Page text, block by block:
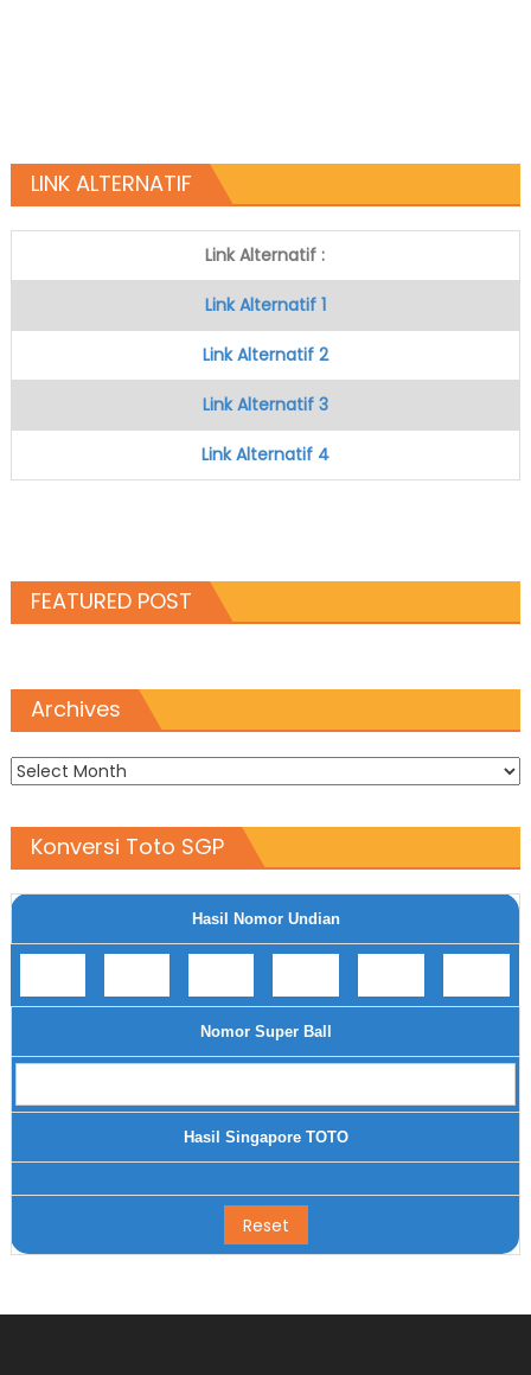
LINK ALTERNATIF
Link Alternatif :
Link Alternatif 1
Link Alternatif 2
Link Alternatif 3
Link Alternatif 4
FEATURED POST
Archives
Archives
Konversi Toto SGP
Hasil Nomor Undian
Nomor Super Ball
Hasil Singapore TOTO